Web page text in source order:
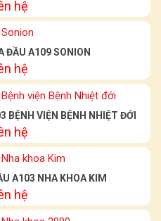
hệ
ĐẦU A109 SONION
hệ
BỆNH VIỆN BỆNH NHIỆT ĐỚI
hệ
A103 NHA KHOA KIM
hệ